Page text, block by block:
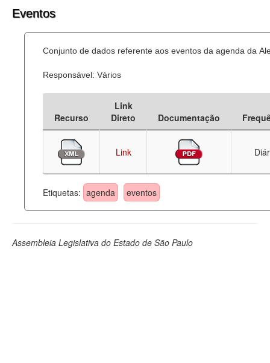
Dados Governamentais Abertos
Processo Legislativo
Deputados Estaduais
Administração
Legislação
Perguntas frequentes
Eventos
Conjunto de dados referente aos eventos da agenda da
Responsável: Vários
Recurso
Link
Direto
Documentação
Link
Etiquetas: agenda eventos
Assembleia Legislativa do Estado de São Paulo